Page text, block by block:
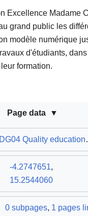
Excellence Madame
grand public les
modèle numérique
d'étudiants,
formation.
Page data
Quality education
-4.2747651,
15.2544060
0 subpages, 1 pages